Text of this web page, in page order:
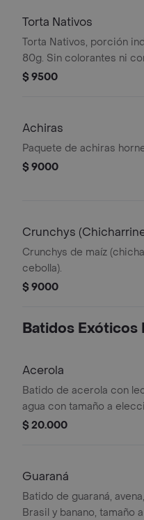
Torta Nativos
Torta Nativos, porción
80g. Sin colorantes ni
Empaque artesanal.
$ 9500
Achiras
Paquete de achiras
$ 9000
Crunchys
Crunchys de maíz
cebolla).
$ 9000
Batidos Exóticos
Acerola
Batido de acerola con
agua con tamaño a
$ 20.000
Guaraná
Batido de guaraná,
Brasil y banano, tamaño